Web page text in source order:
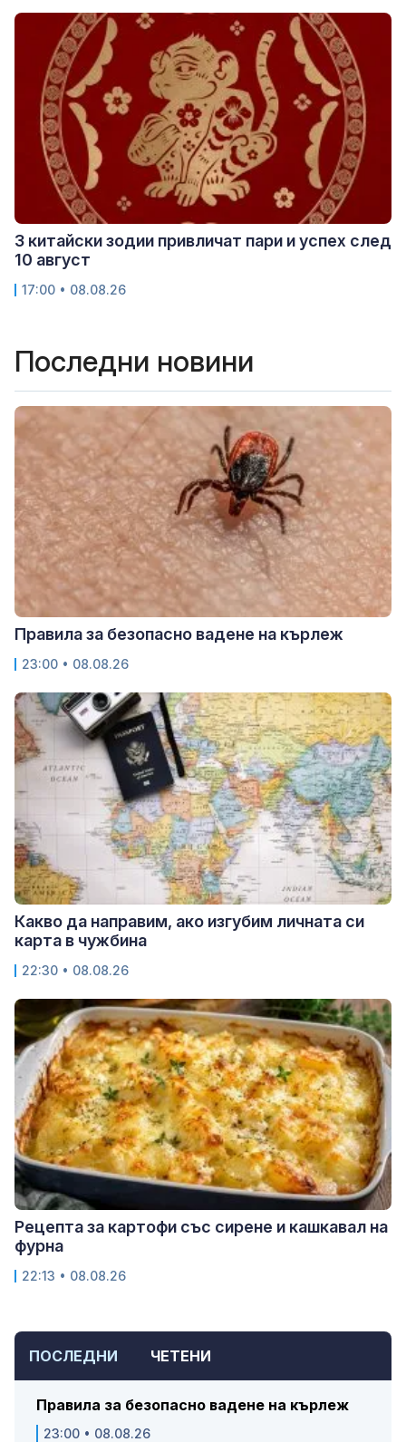
ПОСЛЕДНИ ЧЕТЕНИ
Правила за безопасно вадене на кърлеж
23:00 • 08.08.26
3 китайски зодии привличат пари и успех след
10 август
17:00 • 08.08.26
Последни новини
Правила за безопасно вадене на кърлеж
23:00 • 08.08.26
Какво да направим, ако изгубим личната си
карта в чужбина
22:30 • 08.08.26
Рецепта за картофи със сирене и кашкавал на
фурна
22:13 • 08.08.26